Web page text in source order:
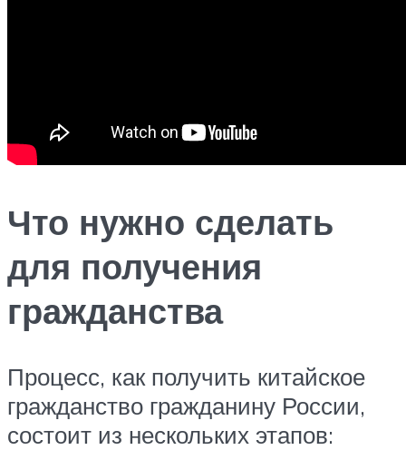
Что нужно сделать
для получения
гражданства
Процесс, как получить китайское
гражданство гражданину России,
состоит из нескольких этапов: